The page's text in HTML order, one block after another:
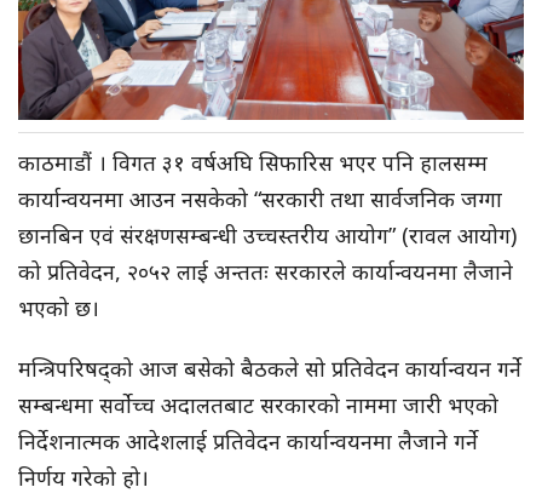
काठमाडौं । विगत ३१ वर्षअघि सिफारिस भएर पनि हालसम्म
कार्यान्वयनमा आउन नसकेको “सरकारी तथा सार्वजनिक जग्गा
छानबिन एवं संरक्षणसम्बन्धी उच्चस्तरीय आयोग” (रावल आयोग)
को प्रतिवेदन, २०५२ लाई अन्ततः सरकारले कार्यान्वयनमा लैजाने
भएको छ।
मन्त्रिपरिषद्को आज बसेको बैठकले सो प्रतिवेदन कार्यान्वयन गर्ने
सम्बन्धमा सर्वोच्च अदालतबाट सरकारको नाममा जारी भएको
निर्देशनात्मक आदेशलाई प्रतिवेदन कार्यान्वयनमा लैजाने गर्ने
निर्णय गरेको हो।